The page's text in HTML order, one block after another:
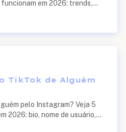
em 2026: trends,
TikTok de Alguém
pelo Instagram? Veja 5
2026: bio, nome de usuário,